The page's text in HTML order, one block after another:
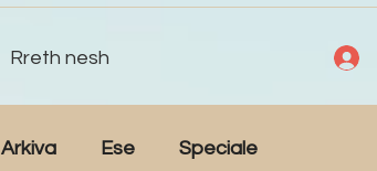
Rreth nesh
Arkiva Ese Speciale